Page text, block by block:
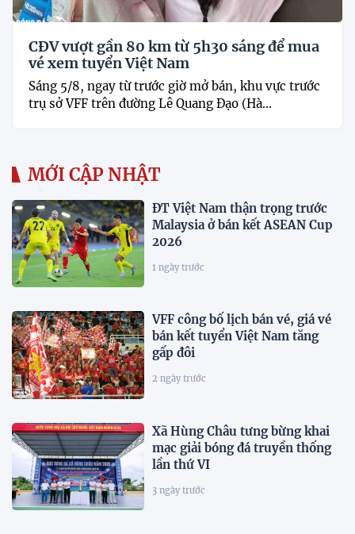
CĐV vượt gần 80 km từ 5h30 sáng để mua
vé xem tuyển Việt Nam
Sáng 5/8, ngay từ trước giờ mở bán, khu vực trước
trụ sở VFF trên đường Lê Quang Đạo (Hà...
MỚI CẬP NHẬT
ĐT Việt Nam thận trọng trước
Malaysia ở bán kết ASEAN Cup
2026
1 ngày trước
VFF công bố lịch bán vé, giá vé
bán kết tuyển Việt Nam tăng
gấp đôi
2 ngày trước
Xã Hùng Châu tưng bừng khai
mạc giải bóng đá truyền thống
lần thứ VI
3 ngày trước